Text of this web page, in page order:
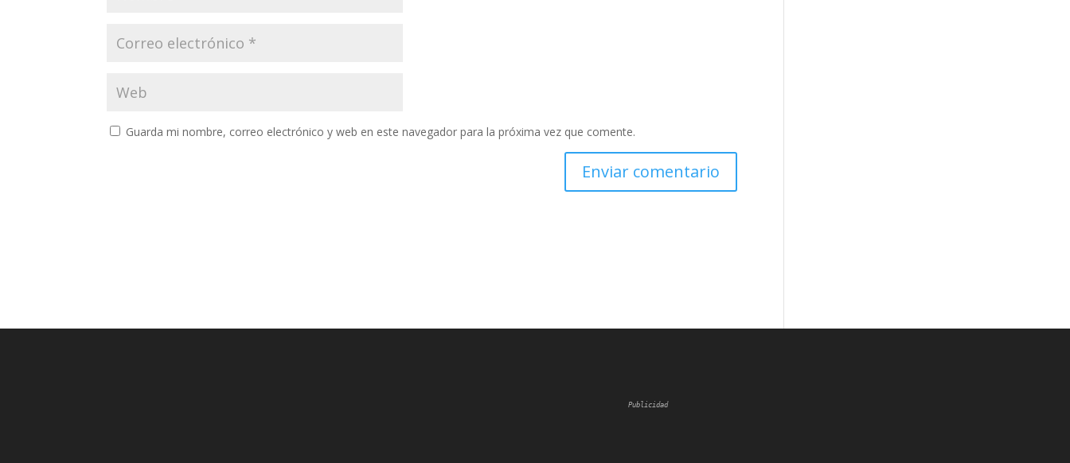
Guarda mi nombre, correo electrónico y web en este navegador para la próxima vez que comente.
Publicidad